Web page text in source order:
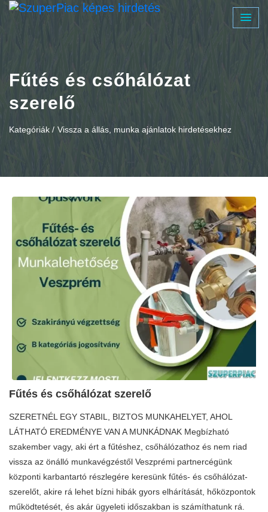
Fűtés és csőhálózat
szerelő
Kategóriák / Vissza a állás, munka ajánlatok hirdetésekhez
Fűtés és csőhálózat szerelő
SZERETNÉL EGY STABIL, BIZTOS MUNKAHELYET, AHOL
LÁTHATÓ EREDMÉNYE VAN A MUNKÁDNAK Megbízható
szakember vagy, aki ért a fűtéshez, csőhálózathoz és nem riad
vissza az önálló munkavégzéstől Veszprémi partnercégünk
központi karbantartó részlegére keresünk fűtés- és csőhálózat-
szerelőt, akire rá lehet bízni hibák gyors elhárítását, hőközpontok
működtetését, és akár ügyeleti időszakban is számíthatunk rá.